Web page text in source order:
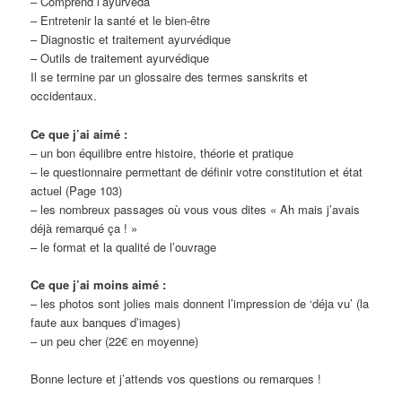
– Entretenir la santé et le bien-être
– Diagnostic et traitement ayurvédique
– Outils de traitement ayurvédique
Il se termine par un glossaire des termes sanskrits et
occidentaux.
Ce que j’ai aimé :
– un bon équilibre entre histoire, théorie et pratique
– le questionnaire permettant de définir votre constitution et état
actuel (Page 103)
– les nombreux passages où vous vous dites « Ah mais j’avais
déjà remarqué ça ! »
– le format et la qualité de l’ouvrage
Ce que j’ai moins aimé :
– les photos sont jolies mais donnent l’impression de ‘déja vu’ (la
faute aux banques d’images)
– un peu cher (22€ en moyenne)
Bonne lecture et j’attends vos questions ou remarques !